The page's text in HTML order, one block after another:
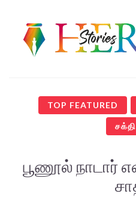
TOP FEATURED
பூணூல் நாடார்